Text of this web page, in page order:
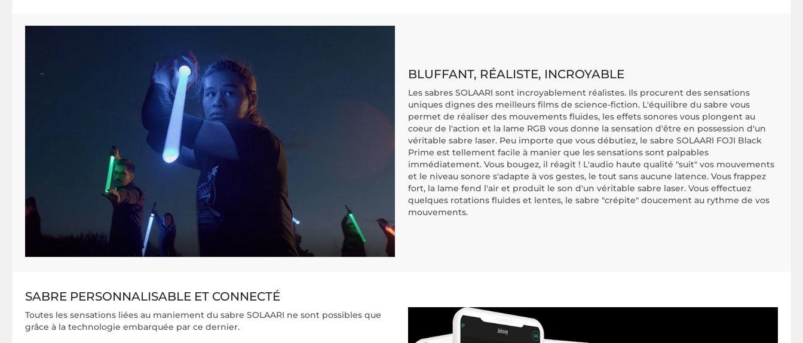
BLUFFANT, RÉALISTE, INCROYABLE
Les sabres SOLAARI sont incroyablement réalistes. Ils procurent des sensations
uniques dignes des meilleurs films de science-fiction. L'équilibre du sabre vous
permet de réaliser des mouvements fluides, les effets sonores vous plongent au
coeur de l'action et la lame RGB vous donne la sensation d'être en possession d'un
véritable sabre laser. Peu importe que vous débutiez, le sabre SOLAARI FOJI Black
Prime est tellement facile à manier que les sensations sont palpables
immédiatement. Vous bougez, il réagit ! L'audio haute qualité "suit" vos mouvements
et le niveau sonore s'adapte à vos gestes, le tout sans aucune latence. Vous frappez
fort, la lame fend l'air et produit le son d'un véritable sabre laser. Vous effectuez
quelques rotations fluides et lentes, le sabre "crépite" doucement au rythme de vos
mouvements.
SABRE PERSONNALISABLE ET CONNECTÉ
Toutes les sensations liées au maniement du sabre SOLAARI ne sont possibles que
grâce à la technologie embarquée par ce dernier.